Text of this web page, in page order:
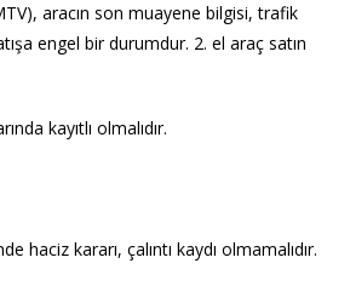
aracın son muayene bilgisi, trafik
engel bir durumdur. 2. el araç satın
kayıtlı olmalıdır.
haciz kararı, çalıntı kaydı olmamalıdır.